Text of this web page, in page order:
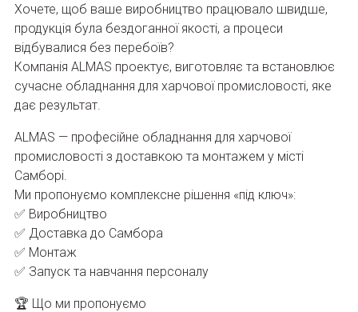
Хочете, щоб ваше виробництво працювало швидше,
продукція була бездоганної якості, а процеси
відбувалися без перебоїв?
Компанія ALMAS проектує, виготовляє та встановлює
сучасне обладнання для харчової промисловості, яке
дає результат.
ALMAS — професійне обладнання для харчової
промисловості з доставкою та монтажем у місті
Самборі.
Ми пропонуємо комплексне рішення «під ключ»:
✅ Виробництво
✅ Доставка до Самбора
✅ Монтаж
✅ Запуск та навчання персоналу
🏆 Що ми пропонуємо